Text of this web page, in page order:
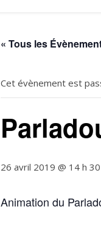
« Tous les
Cet évènement est
26 avril 2019 @ 14 h
Animation du